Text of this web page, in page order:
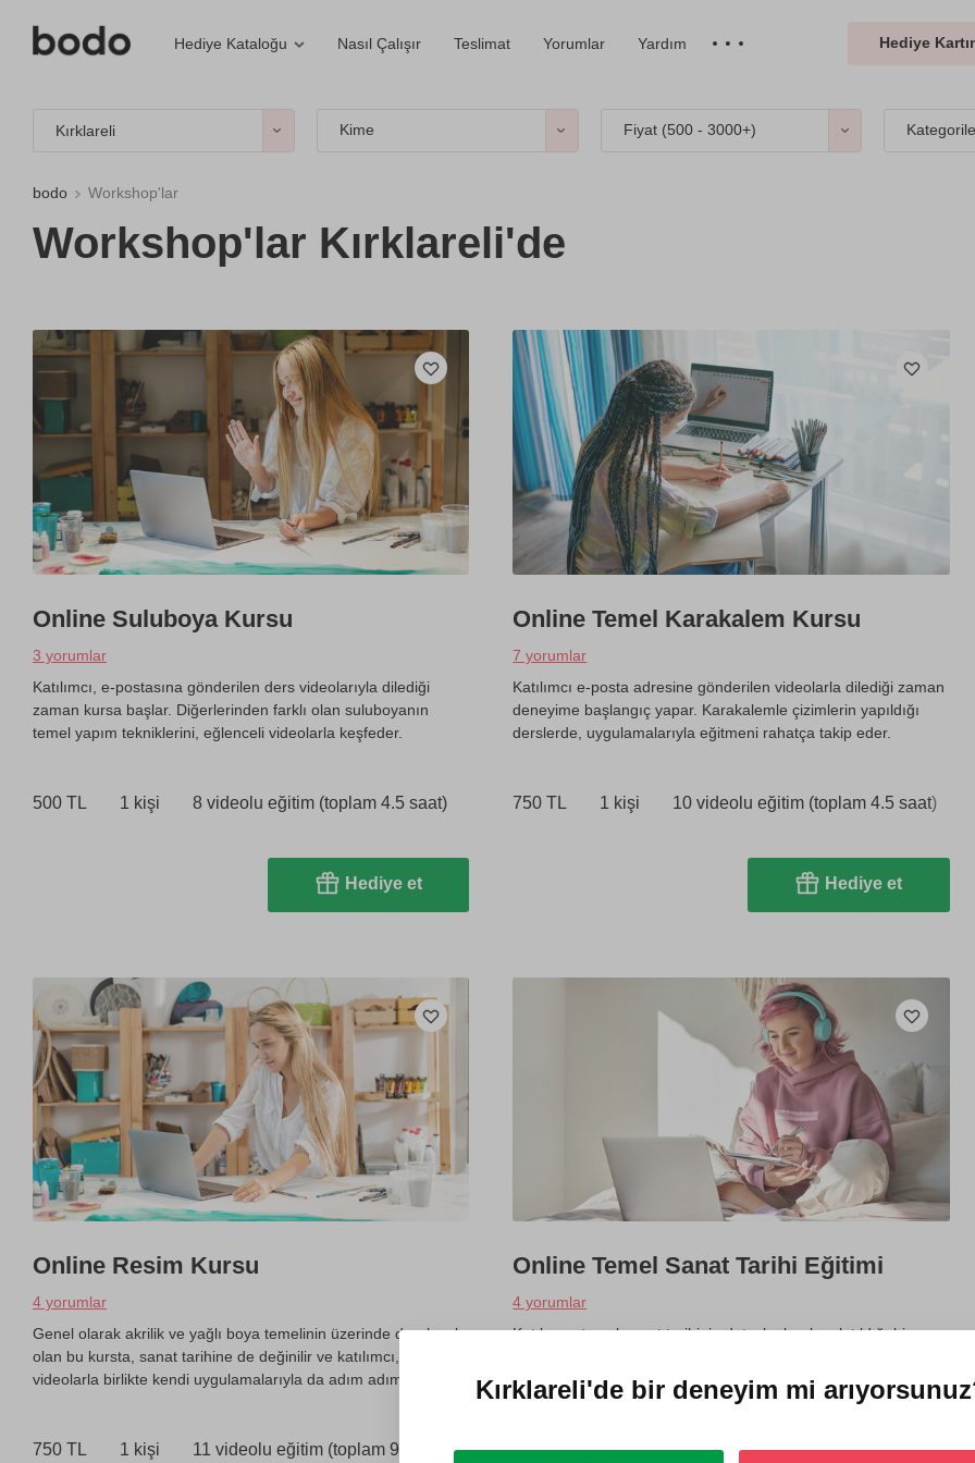
Hediye Kataloğu Nasıl Çalışır Teslimat Yorumlar Yardım Hediye
Kırklareli Kime Fiyat (500 - 3000+)
bodo Workshop'lar
Workshop'lar Kırklareli'de
Online Suluboya Kursu
3 yorumlar
Katılımcı, e-postasına gönderilen ders videolarıyla dilediği
zaman kursa başlar. Diğerlerinden farklı olan suluboyanın
temel yapım tekniklerini, eğlenceli videolarla keşfeder.
500 TL 1 kişi 8 videolu eğitim (toplam 4.5 saat)
Hediye et
Online Temel Karakalem Kursu
7 yorumlar
Katılımcı e-posta adresine gönderilen videolarla dilediği zaman
deneyime başlangıç yapar. Karakalemle çizimlerin yapıldığı
derslerde, uygulamalarıyla eğitmeni rahatça takip eder.
750 TL 1 kişi 10 videolu eğitim (toplam 4.5 saat)
Hediye et
Online Resim Kursu
4 yorumlar
Genel olarak akrilik ve yağlı boya temelinin üzerinde durulacak
olan bu kursta, sanat tarihine de değinilir ve katılımcı,
videolarla birlikte kendi uygulamalarıyla da adım adım ilerler.
750 TL 1 kişi 11 videolu eğitim (toplam 9 saat)
Online Temel Sanat Tarihi Eğitimi
4 yorumlar
Katılımcı, temel sanat tarihinin detaylı olarak anlatıldığı bir
ve dilediği kadar dersleri izleyebilir. Tarihi eserler de incelenir.
750 TL 1 kişi 4 videolu eğitim (toplam 9 saat)
Kırklareli'debir deneyim mi